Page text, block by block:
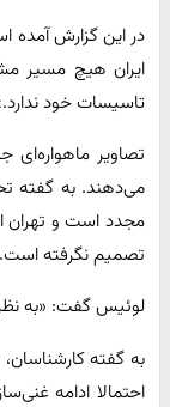
ایران هیچ مسیر
تاسیسات خود
تصاویر
می‌دهند. به گفته
مجدد است و تهران
تصمیم نگرفته است.
لوئیس گفت: «به
به گفته